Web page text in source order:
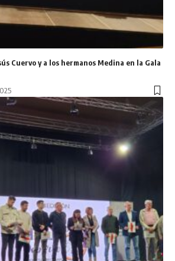
Cuervo y a los hermanos Medina en la Gala